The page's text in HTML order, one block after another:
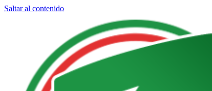
Saltar al contenido